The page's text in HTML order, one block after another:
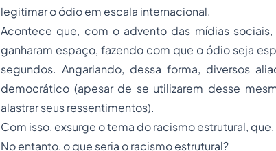
legitimar o ódio em escala internacional.
Acontece que, com o advento das mídias
ganharam espaço, fazendo com que o ódio seja
segundos. Angariando, dessa forma, diversos
democrático (apesar de se utilizarem desse
alastrar seus ressentimentos).
Com isso, exsurge o tema do racismo estrutural,
No entanto, o que seria o racismo estrutural?